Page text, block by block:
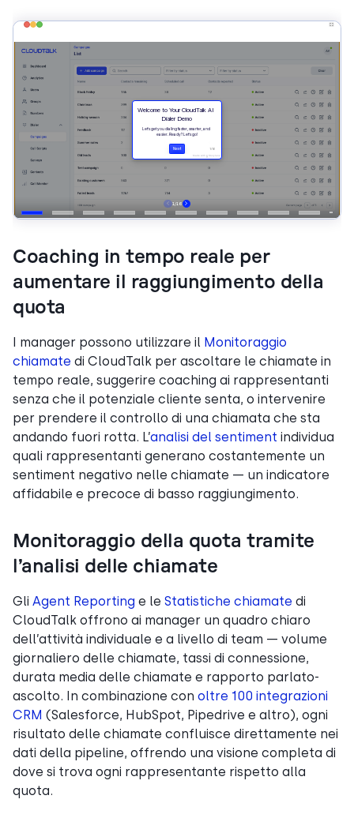
Coaching in tempo reale per
aumentare il raggiungimento della
quota
I manager possono utilizzare il Monitoraggio
chiamate di CloudTalk per ascoltare le chiamate in
tempo reale, suggerire coaching ai rappresentanti
senza che il potenziale cliente senta, o intervenire
per prendere il controllo di una chiamata che sta
andando fuori rotta. L’analisi del sentiment individua
quali rappresentanti generano costantemente un
sentiment negativo nelle chiamate — un indicatore
affidabile e precoce di basso raggiungimento.
Monitoraggio della quota tramite
l’analisi delle chiamate
Gli Agent Reporting e le Statistiche chiamate di
CloudTalk offrono ai manager un quadro chiaro
dell’attività individuale e a livello di team — volume
giornaliero delle chiamate, tassi di connessione,
durata media delle chiamate e rapporto parlato-
ascolto. In combinazione con oltre 100 integrazioni
CRM (Salesforce, HubSpot, Pipedrive e altro), ogni
risultato delle chiamate confluisce direttamente nei
dati della pipeline, offrendo una visione completa di
dove si trova ogni rappresentante rispetto alla
quota.